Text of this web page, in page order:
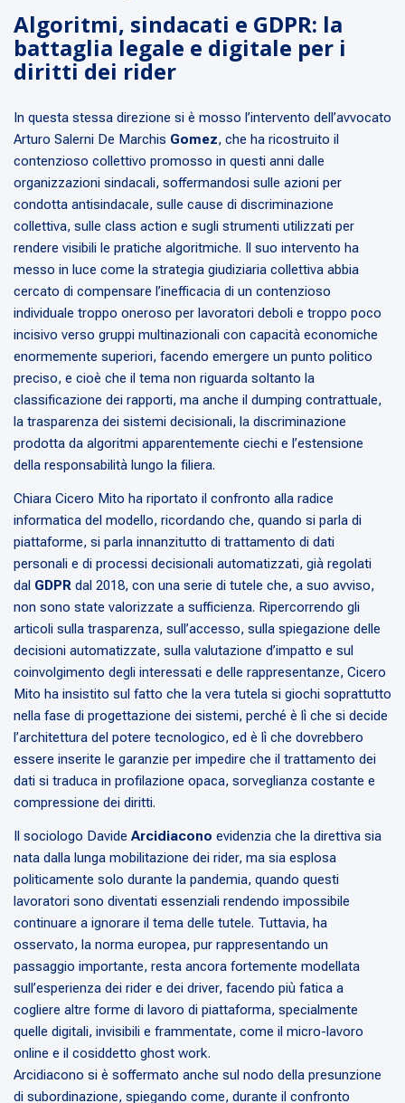
Algoritmi, sindacati e GDPR: la
battaglia legale e digitale per i
diritti dei rider
In questa stessa direzione si è mosso l’intervento dell’avvocato
Arturo Salerni De Marchis Gomez, che ha ricostruito il
contenzioso collettivo promosso in questi anni dalle
organizzazioni sindacali, soffermandosi sulle azioni per
condotta antisindacale, sulle cause di discriminazione
collettiva, sulle class action e sugli strumenti utilizzati per
rendere visibili le pratiche algoritmiche. Il suo intervento ha
messo in luce come la strategia giudiziaria collettiva abbia
cercato di compensare l’inefficacia di un contenzioso
individuale troppo oneroso per lavoratori deboli e troppo poco
incisivo verso gruppi multinazionali con capacità economiche
enormemente superiori, facendo emergere un punto politico
preciso, e cioè che il tema non riguarda soltanto la
classificazione dei rapporti, ma anche il dumping contrattuale,
la trasparenza dei sistemi decisionali, la discriminazione
prodotta da algoritmi apparentemente ciechi e l’estensione
della responsabilità lungo la filiera.
Chiara Cicero Mito ha riportato il confronto alla radice
informatica del modello, ricordando che, quando si parla di
piattaforme, si parla innanzitutto di trattamento di dati
personali e di processi decisionali automatizzati, già regolati
dal GDPR dal 2018, con una serie di tutele che, a suo avviso,
non sono state valorizzate a sufficienza. Ripercorrendo gli
articoli sulla trasparenza, sull’accesso, sulla spiegazione delle
decisioni automatizzate, sulla valutazione d’impatto e sul
coinvolgimento degli interessati e delle rappresentanze, Cicero
Mito ha insistito sul fatto che la vera tutela si giochi soprattutto
nella fase di progettazione dei sistemi, perché è lì che si decide
l’architettura del potere tecnologico, ed è lì che dovrebbero
essere inserite le garanzie per impedire che il trattamento dei
dati si traduca in profilazione opaca, sorveglianza costante e
compressione dei diritti.
Il sociologo Davide Arcidiacono evidenzia che la direttiva sia
nata dalla lunga mobilitazione dei rider, ma sia esplosa
politicamente solo durante la pandemia, quando questi
lavoratori sono diventati essenziali rendendo impossibile
continuare a ignorare il tema delle tutele. Tuttavia, ha
osservato, la norma europea, pur rappresentando un
passaggio importante, resta ancora fortemente modellata
sull’esperienza dei rider e dei driver, facendo più fatica a
cogliere altre forme di lavoro di piattaforma, specialmente
quelle digitali, invisibili e frammentate, come il micro-lavoro
online e il cosiddetto ghost work.
Arcidiacono si è soffermato anche sul nodo della presunzione
di subordinazione, spiegando come, durante il confronto